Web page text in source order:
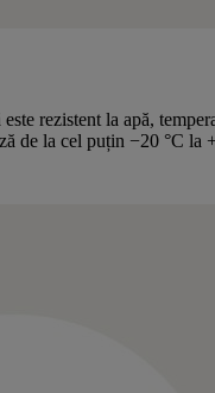
rezistent la apă,
de la cel puțin −20 °C la